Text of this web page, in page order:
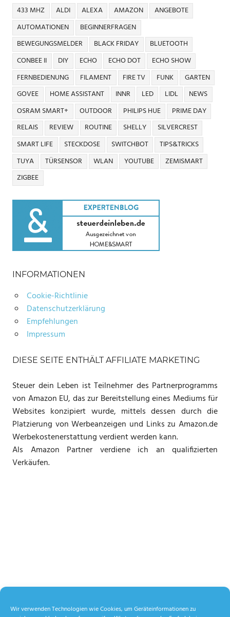
Wir verwenden Technologien wie Cookies, um Geräteinformationen zu
433 MHZ ALDI ALEXA AMAZON
ANGEBOTE
AUTOMATIONEN
BEGINNERFRAGEN
BEWEGUNGSMELDER
BLACK FRIDAY
BLUETOOTH
CONBEE II
DIY ECHO ECHO DOT
ECHO SHOW
FERNBEDIENUNG
FILAMENT FIRE TV FUNK
GARTEN
GOVEE
HOME ASSISTANT INNR LED LIDL
NEWS
OSRAM SMART+
OUTDOOR PHILIPS HUE
PRIME DAY
RELAIS
REVIEW ROUTINE SHELLY
SILVERCREST
SMART LIFE
STECKDOSE SWITCHBOT
TIPS&TRICKS
TUYA
TÜRSENSOR WLAN YOUTUBE
ZEMISMART
ZIGBEE
INFORMATIONEN
Cookie-Richtlinie
Datenschutzerklärung
Empfehlungen
Impressum
DIESE SEITE ENTHÄLT AFFILIATE MARKETING
Steuer dein Leben ist Teilnehmer des Partnerprogramms
von Amazon EU, das zur Bereitstellung eines Mediums für
Websites konzipiert wurde, mittels dessen durch die
Platzierung von Werbeanzeigen und Links zu Amazon.de
Werbekostenerstattung verdient werden kann.
Als Amazon Partner verdiene ich an qualifizierten
Verkäufen.